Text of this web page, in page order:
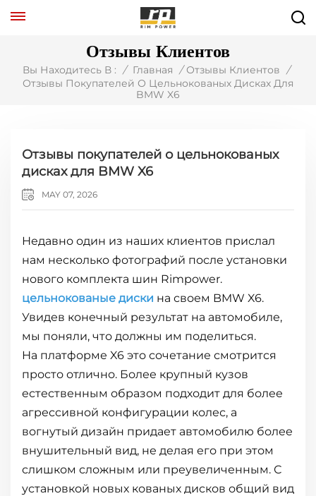
Отзывы Клиентов
Вы Находитесь В : / Главная / Отзывы Клиентов /
Отзывы Покупателей О Цельнокованых Дисках Для
BMW X6
Отзывы покупателей о цельнокованых
дисках для BMW X6
MAY 07, 2026
Недавно один из наших клиентов прислал
нам несколько фотографий после установки
нового комплекта шин Rimpower.
цельнокованые диски на своем BMW X6.
Увидев конечный результат на автомобиле,
мы поняли, что должны им поделиться.
На платформе X6 это сочетание смотрится
просто отлично. Более крупный кузов
естественным образом подходит для более
агрессивной конфигурации колес, а
вогнутый дизайн придает автомобилю более
внушительный вид, не делая его при этом
слишком сложным или преувеличенным. С
установкой новых кованых дисков общий вид